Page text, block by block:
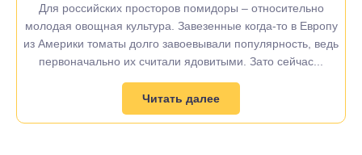
Для российских просторов помидоры – относительно
молодая овощная культура. Завезенные когда-то в Европу
из Америки томаты долго завоевывали популярность, ведь
первоначально их считали ядовитыми. Зато сейчас...
Читать далее